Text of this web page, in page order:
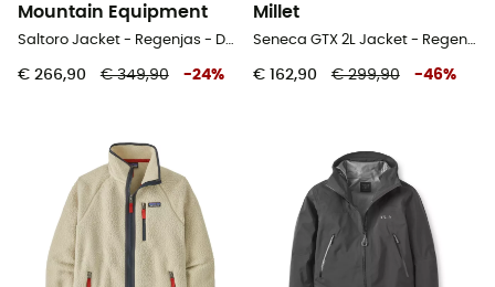
Mountain Equipment
€ 266,90 € 349,90 -24%
Millet
€ 162,90 € 299,90 -46%